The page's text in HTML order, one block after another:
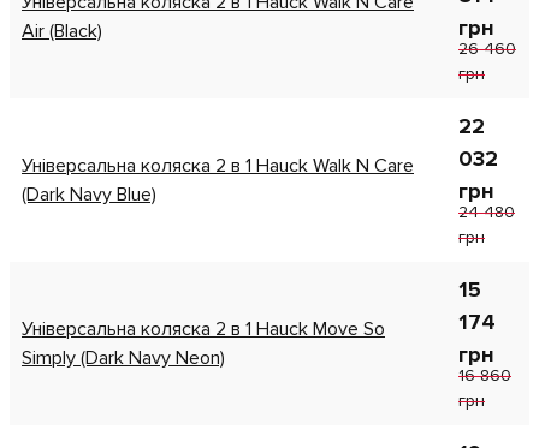
Air (Black)
грн
26 460
грн
Універсальна коляска 2 в 1 Hauck Walk N Care
(Dark Navy Blue)
22
032
грн
24 480
грн
Універсальна коляска 2 в 1 Hauck Move So
Simply (Dark Navy Neon)
15
174
грн
16 860
грн